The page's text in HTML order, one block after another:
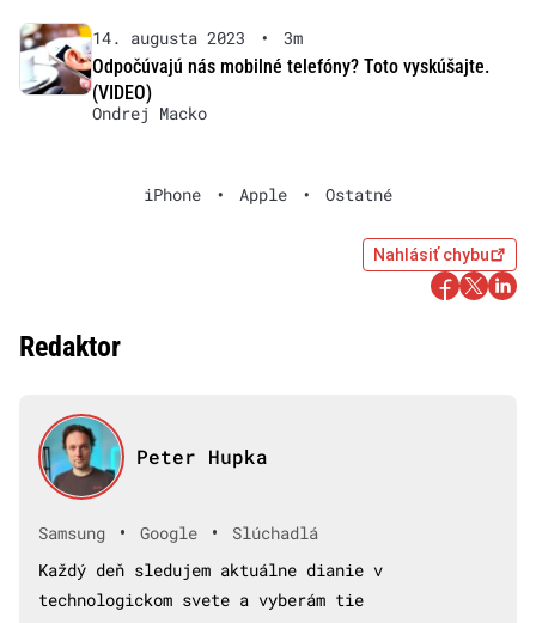
14. augusta 2023 •
3m
Odpočúvajú nás mobilné telefóny? Toto vyskúšajte.
(VIDEO)
Ondrej Macko
iPhone • Apple • Ostatné
Nahlásiť chybu
Redaktor
Peter Hupka
Samsung • Google •
Slúchadlá
Každý deň sledujem aktuálne dianie v
technologickom svete a vyberám tie